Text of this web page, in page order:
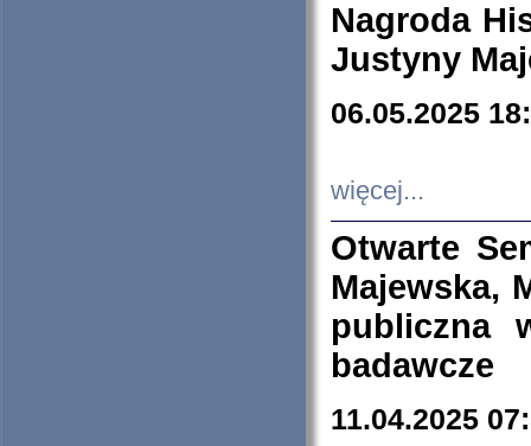
Nagroda
Justyny
06.05.2025
więcej...
Otwarte
Majewska,
publiczna
badawcze
11.04.2025